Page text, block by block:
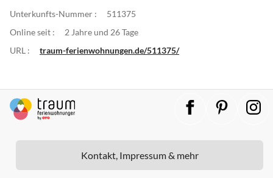
Unterkunfts-Nummer :
511375
Online seit :
2 Jahre und 26 Tage
URL :
traum-ferienwohnungen.de/511375/
Kontakt, Impressum & mehr